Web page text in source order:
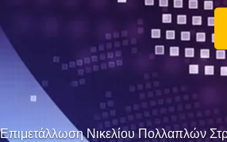
Επιμετάλλωση Νικελίου Πολλαπλών